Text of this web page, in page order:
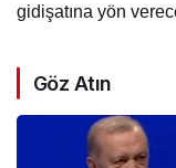
gidişatına yön
Göz Atın